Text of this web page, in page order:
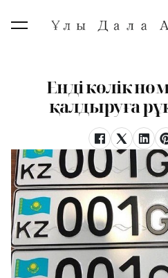
Енді көлік
қалдыруға